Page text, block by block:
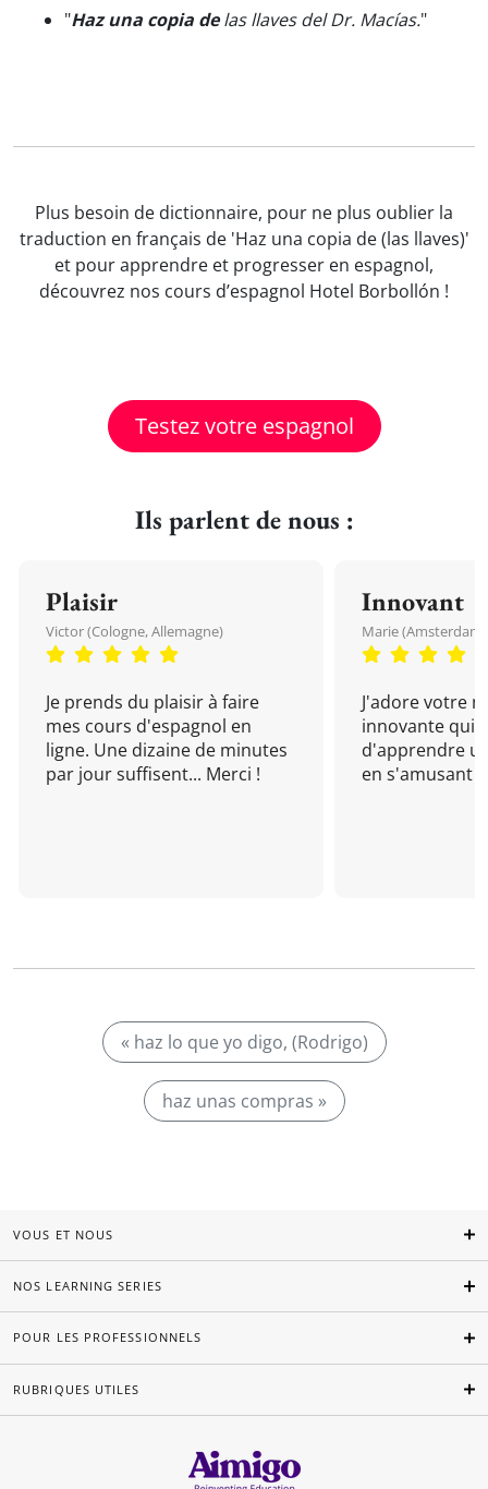
"Haz una copia delas llaves del Dr. Macías."
Plus besoin de dictionnaire, pour ne plus oublier la
traduction en français de 'Haz una copia de (las llaves)'
et pour apprendre et progresser en espagnol,
découvrez nos cours d’espagnol Hotel Borbollón !
Testez votre espagnol
Ils parlent de nous :
Plaisir
Victor (Cologne, Allemagne)
Je prends du plaisir à faire
mes cours d'espagnol en
ligne. Une dizaine de minutes
par jour suffisent... Merci !
Innovant
Marie (Amsterdam,
J'adore votre
innovante qui
d'apprendre
en s'amusant !
« haz lo que yo digo, (Rodrigo)
haz unas compras »
VOUS ET NOUS
NOS LEARNING SERIES
POUR LES PROFESSIONNELS
RUBRIQUES UTILES